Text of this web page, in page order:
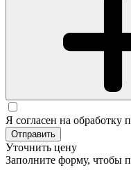
Я согласен на обработку
Отправить
Уточнить цену
Заполните форму, чтобы